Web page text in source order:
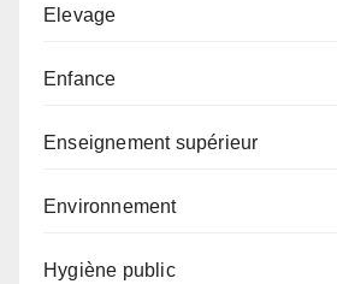
Elevage
Enfance
Enseignement supérieur
Environnement
Hygiène public